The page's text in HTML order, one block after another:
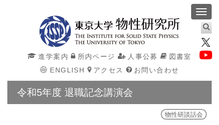
進学案内 所内ページ 人事公募
図書室
ENGLISH
アクセス お問い合わせ
令和5年度 退職記念講演会
物性研談話会